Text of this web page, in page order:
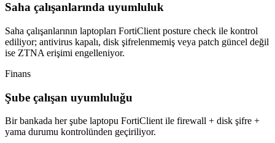
Saha çalışanlarında uyumluluk
Saha çalışanlarının laptopları FortiClient posture check ile kontrol
ediliyor; antivirus kapalı, disk şifrelenmemiş veya patch güncel değil
ise ZTNA erişimi engelleniyor.
Finans
Şube çalışan uyumluluğu
Bir bankada her şube laptopu FortiClient ile firewall + disk şifre +
yama durumu kontrolünden geçiriliyor.